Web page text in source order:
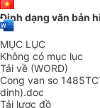
Định dạng văn bản
MỤC LỤC
Không có mục lục
Tải về (WORD)
Cong van so
dinh).doc
Tải lược đồ